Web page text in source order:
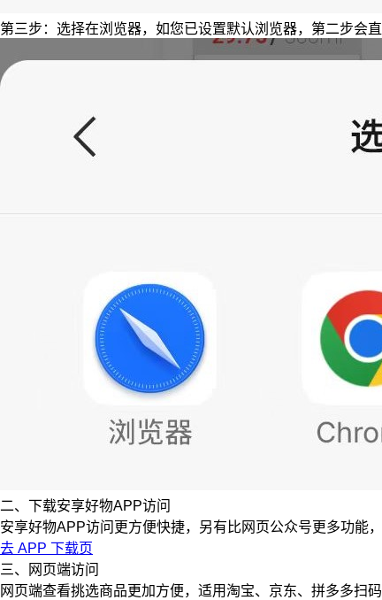
第三步：选择在浏览器，如您已设置默认浏览器，第二步会
二、下载安享好物APP访问
安享好物APP访问更方便快捷，另有比网页公众号更多功能
去 APP 下载页
三、网页端访问
网页端查看挑选商品更加方便，适用淘宝、京东、拼多多扫